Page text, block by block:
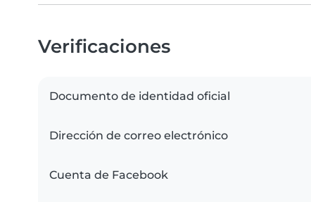
Verificaciones
Documento de identidad oficial
Dirección de correo electrónico
Cuenta de Facebook